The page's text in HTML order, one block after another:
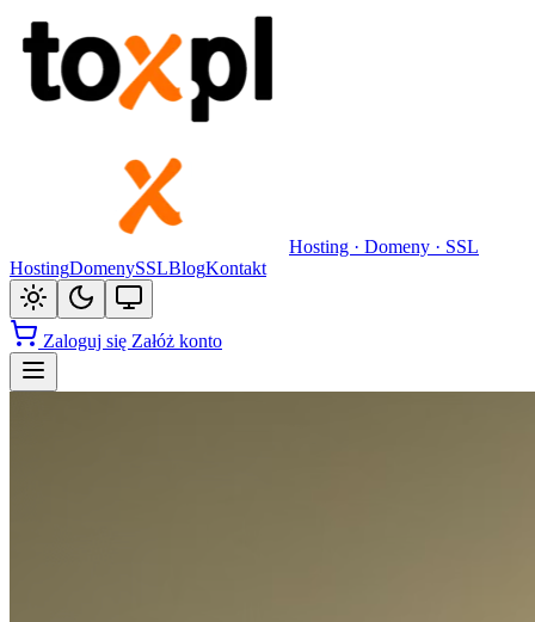
Hosting · Domeny · SSL
HostingDomenySSLBlogKontakt
Zaloguj się Załóż konto